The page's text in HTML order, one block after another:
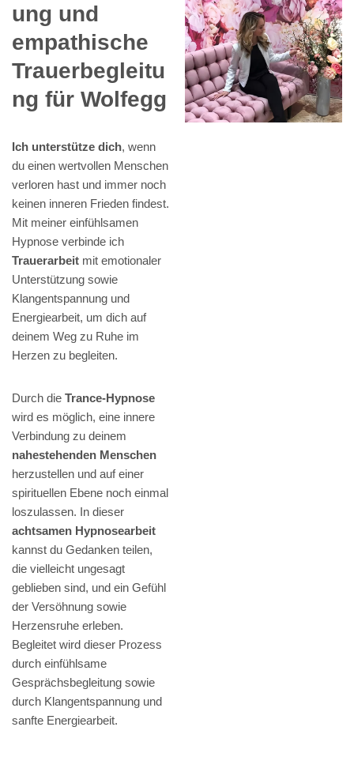
ung und
empathische
Trauerbegleitu
ng für Wolfegg
Ich unterstütze dich, wenn
du einen wertvollen Menschen
verloren hast und immer noch
keinen inneren Frieden findest.
Mit meiner einfühlsamen
Hypnose verbinde ich
Trauerarbeit mit emotionaler
Unterstützung sowie
Klangentspannung und
Energiearbeit, um dich auf
deinem Weg zu Ruhe im
Herzen zu begleiten.
Durch die Trance-Hypnose
wird es möglich, eine innere
Verbindung zu deinem
nahestehenden Menschen
herzustellen und auf einer
spirituellen Ebene noch einmal
loszulassen. In dieser
achtsamen Hypnosearbeit
kannst du Gedanken teilen,
die vielleicht ungesagt
geblieben sind, und ein Gefühl
der Versöhnung sowie
Herzensruhe erleben.
Begleitet wird dieser Prozess
durch einfühlsame
Gesprächsbegleitung sowie
durch Klangentspannung und
sanfte Energiearbeit.